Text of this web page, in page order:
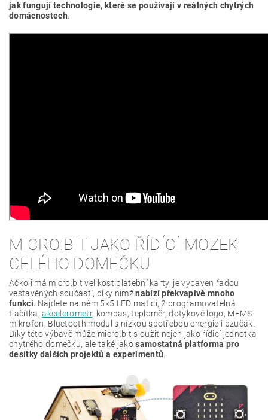
jak fungují technologie, které se používají v reálných chytrých
domácnostech.
MICRO:BIT JAKO ŘÍDÍCÍ MOZEK
CELÉHO DOMEČKU
Ačkoli má micro:bit velikost platební karty, je vybaven řadou
vestavěných součástí, díky nimžnabízí překvapivě mnoho
funkcí. Najdete na něm 5×5 LED matici, 2 programovatelná
tlačítka,akcelerometr, kompas, teploměr, dotykové logo, MEMS
mikrofon, Bluetooth modul s nízkou spotřebou energie i bzučák.
Díky této výbavě může micro:bit sloužit nejen jako řídicí jednotka
chytrého domečku, ale také jakosamostatná platforma pro
desítky dalších projektů a experimentů.